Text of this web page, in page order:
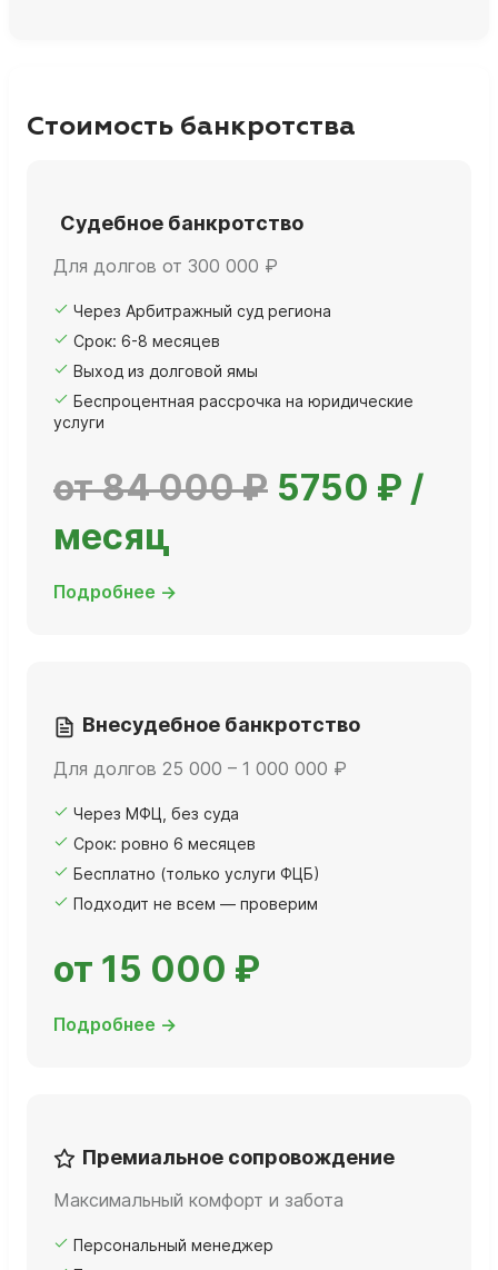
Стоимость банкротства
Судебное банкротство
Для долгов от 300 000 ₽
Через Арбитражный суд региона
Срок: 6-8 месяцев
Выход из долговой ямы
Беспроцентная рассрочка на юридические
услуги
от 84 000 ₽ 5750 ₽ /
месяц
Подробнее →
Внесудебное банкротство
Для долгов 25 000 – 1 000 000 ₽
Через МФЦ, без суда
Срок: ровно 6 месяцев
Бесплатно (только услуги ФЦБ)
Подходит не всем — проверим
от 15 000 ₽
Подробнее →
Премиальное сопровождение
Максимальный комфорт и забота
Персональный менеджер